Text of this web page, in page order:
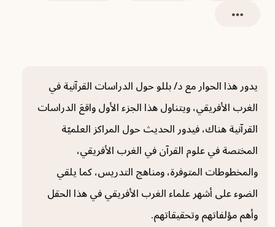
يدور هذا الحوار مع د/ بللو حول الدراسات القرآنية في
الغرب الأفريقي، ويتناول هذا الجزء الأول واقعَ الدراسات
القرآنية هناك، فيدور الحديث حول المراكز العلميّة
المختصة في علوم القرآن في الغرب الأفريقي،
والمخطوطات المتوفرة، ومناهج التدريس، كما يلقي
الضوء على أشهر علماء الغرب الأفريقي في هذا الحقل
وأهم مؤلفاتهم وتحقيقاتهم.